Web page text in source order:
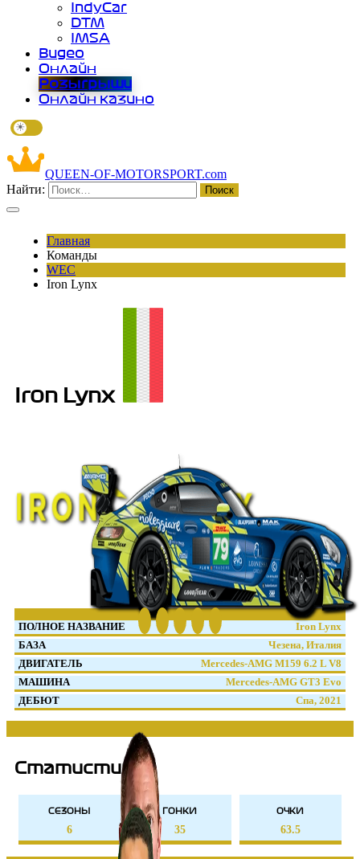
IndyCar
DTM
IMSA
Видео
Онлайн
Розыгрыши
Онлайн казино
QUEEN-OF-MOTORSPORT.com
Найти:
Главная
Команды
WEC
Iron Lynx
Iron Lynx
ПОЛНОЕ НАЗВАНИЕ
Iron Lynx
БАЗА
Чезена, Италия
ДВИГАТЕЛЬ
Mercedes-AMG M159 6.2 L V8
МАШИНА
Mercedes-AMG GT3 Evo
ДЕБЮТ
Спа, 2021
Статистика
СЕЗОНЫ
6
ГОНКИ
35
ОЧКИ
63.5